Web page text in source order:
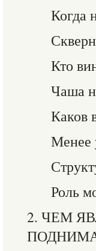
Когда
Кто
Чаша
Каков
Менее
Роль
2. ЧЕМ